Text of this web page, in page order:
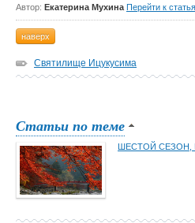
Автор: Екатерина Мухина Перейти к
наверх
Святилище Ицукусима
Статьи по теме
ШЕСТОЙ